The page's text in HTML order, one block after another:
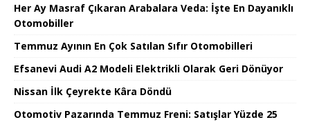
Her Ay Masraf Çıkaran Arabalara Veda: İşte En Dayanıklı
Otomobiller
Temmuz Ayının En Çok Satılan Sıfır Otomobilleri
Efsanevi Audi A2 Modeli Elektrikli Olarak Geri Dönüyor
Nissan İlk Çeyrekte Kâra Döndü
Otomotiv Pazarında Temmuz Freni: Satışlar Yüzde 25